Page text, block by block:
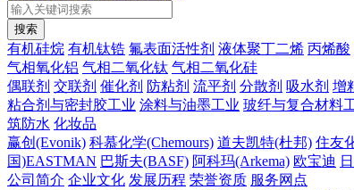
搜索
有机硅烷 有机钛锆 氟表面活性剂 液体聚丁二烯 丙烯酸
气相氧化铝 气相二氧化钛 气相二氧化硅
偶联剂 交联剂 催化剂 防粘剂 流平剂 分散剂 吸水剂 增
粘合剂与密封胶工业 涂料与油墨工业 玻纤与复合材料
筑防水 化妆品
赢创(Evonik) 科慕化学(Chemours) 道夫凯特(杜邦) 住友
国)EASTMAN 巴斯夫(BASF) 阿科玛(Arkema) 欧宝迪
公司简介 企业文化 发展历程 荣誉资质 服务网点